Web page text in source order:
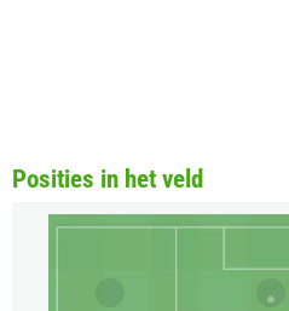
Posities in het veld